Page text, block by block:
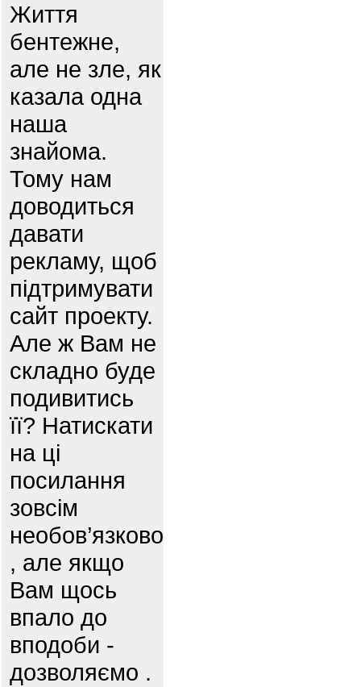
Життя
бентежне,
але не зле, як
казала одна
наша
знайома.
Тому нам
доводиться
давати
рекламу, щоб
підтримувати
сайт проекту.
Але ж Вам не
складно буде
подивитись
її? Натискати
на ці
посилання
зовсім
необов’язково
, але якщо
Вам щось
впало до
вподоби -
дозволяємо .